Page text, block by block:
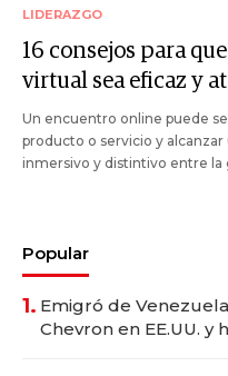
LIDERAZGO
16 consejos para
virtual sea eficaz y
Un encuentro online puede
producto o servicio y
inmersivo y distintivo entre la
Popular
1. Emigró de
Chevron en EE.UU. y